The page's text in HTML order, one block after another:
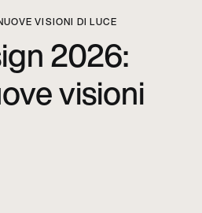
VISIONI DI LUCE
2026:
visioni